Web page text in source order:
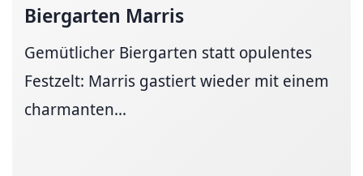
Biergarten Marris
Gemütlicher Biergarten statt opulentes
Festzelt: Marris gastiert wieder mit einem
charmanten...